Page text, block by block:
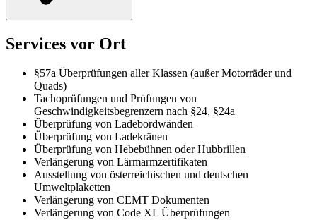
Services vor Ort
§57a Überprüfungen aller Klassen (außer Motorräder und
Quads)
Tachoprüfungen und Prüfungen von
Geschwindigkeitsbegrenzern nach §24, §24a
Überprüfung von Ladebordwänden
Überprüfung von Ladekränen
Überprüfung von Hebebühnen oder Hubbrillen
Verlängerung von Lärmarmzertifikaten
Ausstellung von österreichischen und deutschen
Umweltplaketten
Verlängerung von CEMT Dokumenten
Verlängerung von Code XL Überprüfungen